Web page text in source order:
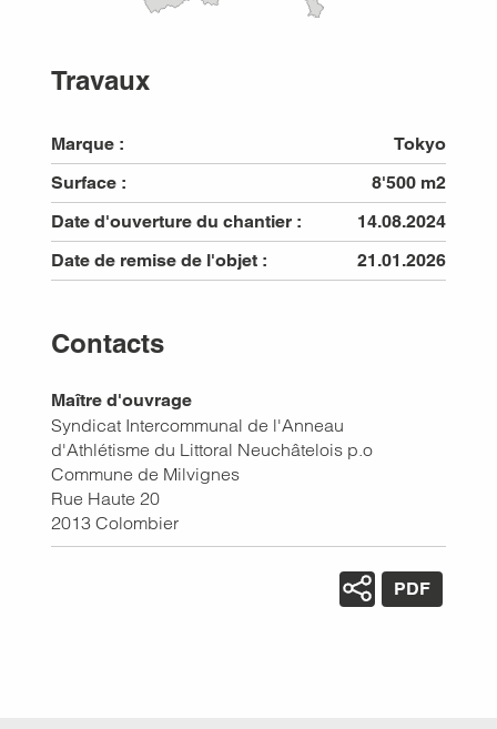
Travaux
Marque :
Tokyo
Surface :
8'500 m2
Date d'ouverture du chantier :
14.08.2024
Date de remise de l'objet :
21.01.2026
Contacts
Maître d'ouvrage
Syndicat Intercommunal de l'Anneau
d'Athlétisme du Littoral Neuchâtelois p.o
Commune de Milvignes
Rue Haute 20
2013 Colombier
PDF